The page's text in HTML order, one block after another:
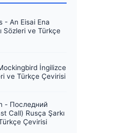
- An Eisai Ena
Sözleri ve Türkçe
İngilizce
ve Türkçe Çevirisi
- Последний
Call) Rusça Şarkı
Çevirisi